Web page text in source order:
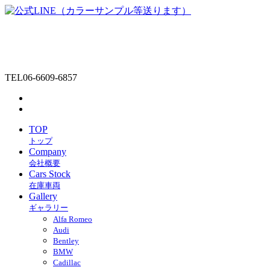
TEL06-6609-6857
TOP
トップ
Company
会社概要
Cars Stock
在庫車両
Gallery
ギャラリー
Alfa Romeo
Audi
Bentley
BMW
Cadillac